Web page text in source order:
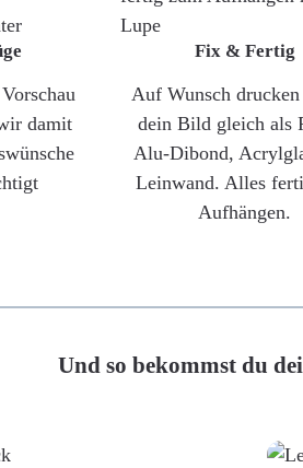
damit
Fix & Fertig
Auf Wunsch
dein Bild gleich als
Alu-Dibond,
Leinwand. Alles
Aufhängen.
Und so bekommst du